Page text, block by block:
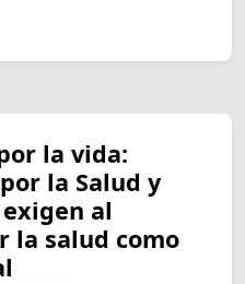
la vida:
la Salud y
al
la salud como